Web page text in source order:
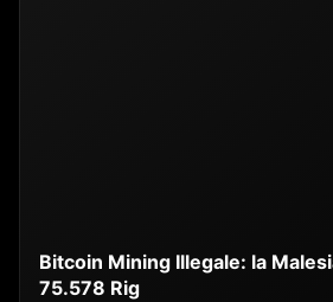
Bitcoin Mining Illegale: la
75.578 Rig